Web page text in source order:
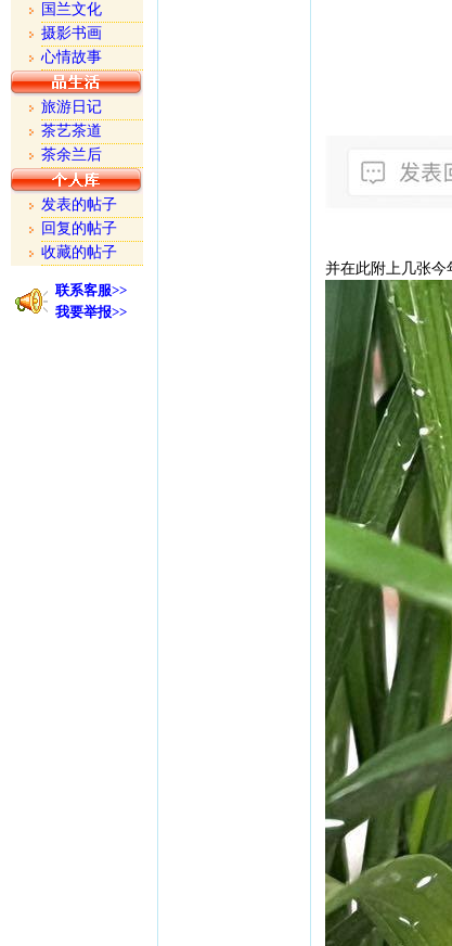
并在此附上几张今
国兰文化
摄影书画
心情故事
旅游日记
茶艺茶道
茶余兰后
发表的帖子
回复的帖子
收藏的帖子
联系客服>>
我要举报>>